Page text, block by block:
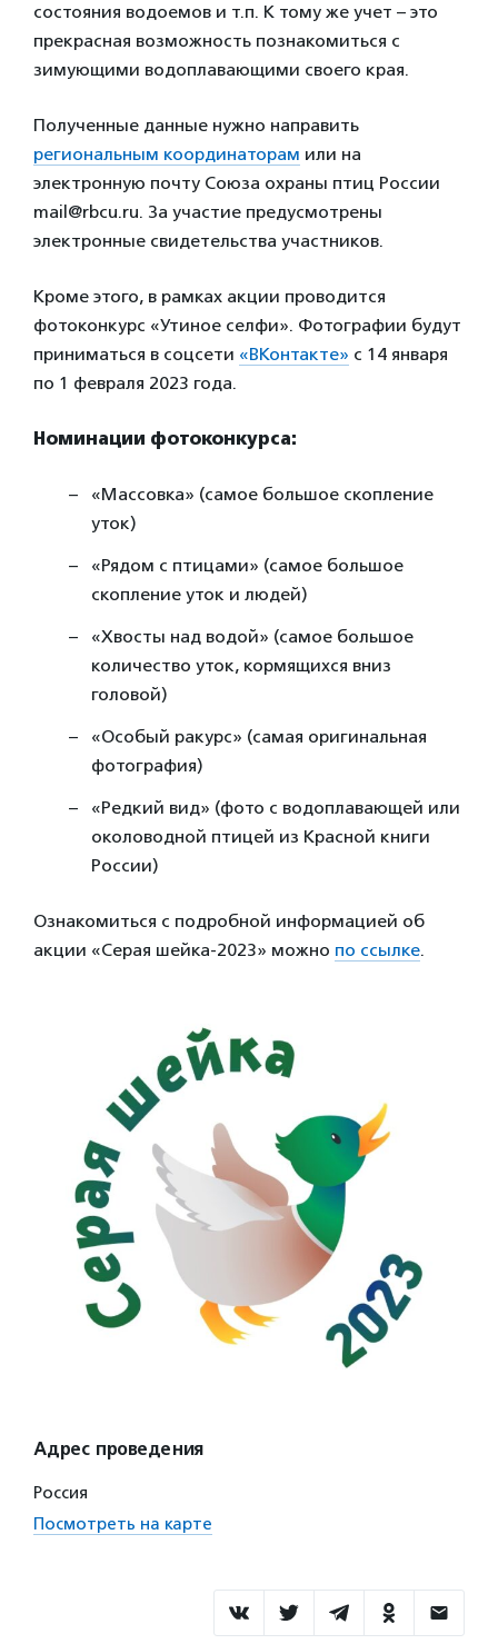
состояния водоемов и т.п. К тому же учет – это
прекрасная возможность познакомиться с
зимующими водоплавающими своего края.
Полученные данные нужно направить
региональным координаторам или на
электронную почту Союза охраны птиц России
mail@rbcu.ru. За участие предусмотрены
электронные свидетельства участников.
Кроме этого, в рамках акции проводится
фотоконкурс «Утиное селфи». Фотографии будут
приниматься в соцсети «ВКонтакте» с 14 января
по 1 февраля 2023 года.
Номинации фотоконкурса:
«Массовка» (самое большое скопление
уток)
«Рядом с птицами» (самое большое
скопление уток и людей)
«Хвосты над водой» (самое большое
количество уток, кормящихся вниз
головой)
«Особый ракурс» (самая оригинальная
фотография)
«Редкий вид» (фото с водоплавающей или
околоводной птицей из Красной книги
России)
Ознакомиться с подробной информацией об
акции «Серая шейка-2023» можно по ссылке.
Адрес проведения
Россия
Посмотреть на карте